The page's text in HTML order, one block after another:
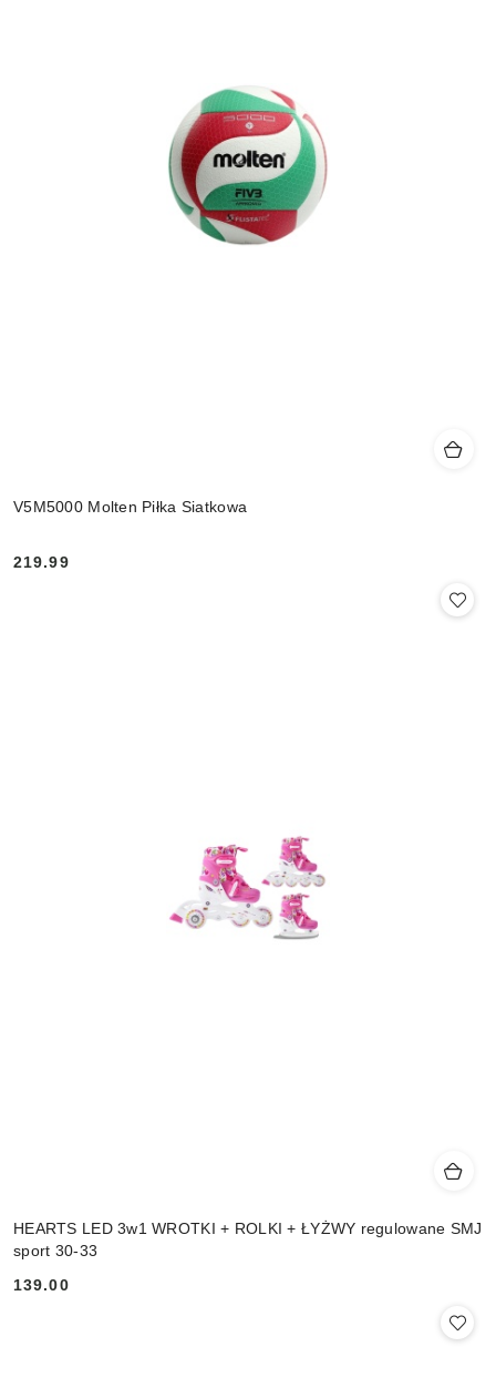
V5M5000 Molten Piłka Siatkowa
Cena:
219.99
HEARTS LED 3w1 WROTKI + ROLKI + ŁYŻWY regulowane SMJ
sport 30-33
Cena:
139.00